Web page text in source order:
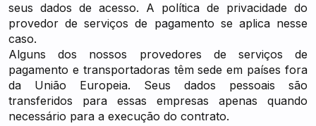
seus dados de acesso. A política de privacidade do
provedor de serviços de pagamento se aplica nesse
caso.
Alguns dos nossos provedores de serviços de
pagamento e transportadoras têm sede em países fora
da União Europeia. Seus dados pessoais são
transferidos para essas empresas apenas quando
necessário para a execução do contrato.